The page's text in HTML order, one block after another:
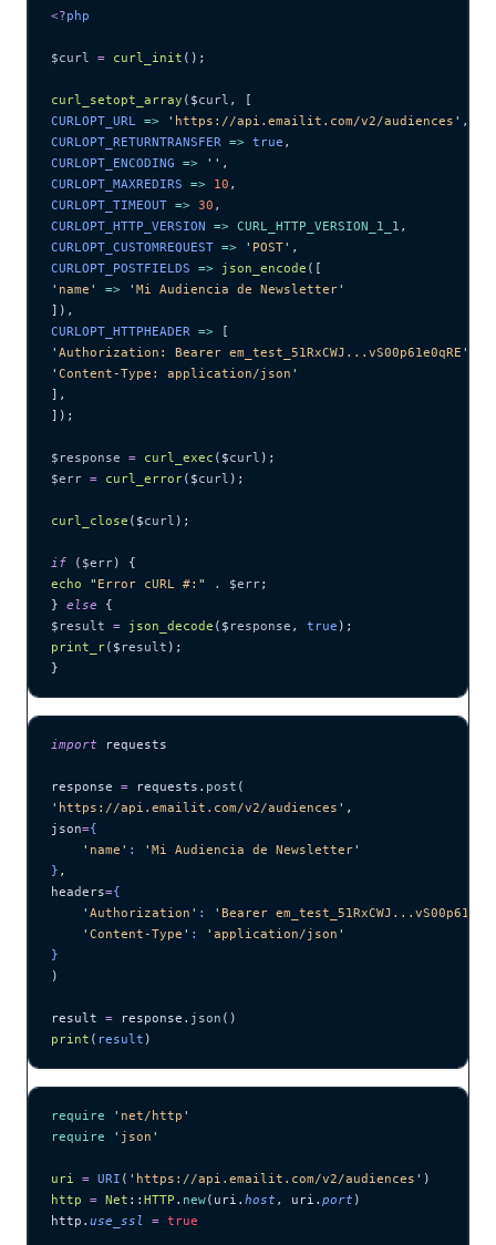
<?php
$curl = curl_init ();
curl_setopt_array ($curl ,
[
CURLOPT_URL => ' https://api.emailit.com/v2/audiences ' ,
CURLOPT_RETURNTRANSFER => true ,
CURLOPT_ENCODING => '' ,
CURLOPT_MAXREDIRS => 10 ,
CURLOPT_TIMEOUT => 30 ,
CURLOPT_HTTP_VERSION => CURL_HTTP_VERSION_1_1 ,
CURLOPT_CUSTOMREQUEST => ' POST' ,
CURLOPT_POSTFIELDS => json_encode ([
' name ' => ' Mi Audiencia de Newsletter'
]),
CURLOPT_HTTPHEADER => [
' Authorization: Bearer em_test_51RxCWJ...vS00p61e0qRE '
' Content-Type: application/json '
],
]);
$response = curl_exec ($curl );
$err = curl_error($curl );
curl_close ($curl );
if ( $err) {
echo " Error cURL #: " . $err;
} else {
$result = json_decode ($ response , true );
print_r($ result );
}
import requests
response = requests. post (
' https://api.emailit.com/v2/audiences ' ,
json={
    '
name ' : ' Mi Audiencia de Newsletter'
} ,
headers={
    '
Authorization ' : ' Bearer
    '
Content-Type ' : ' application/json '
}
)
result = response. json ()
print ( result )
require ' net/http '
require ' json '
uri = URI ( ' https://api.emailit.com/v2/audiences ' )
http = Net :: HTTP . new(uri. host , uri. port )
http. use_ssl = true